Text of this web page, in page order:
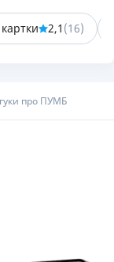
2,1 (16)
про ПУМБ